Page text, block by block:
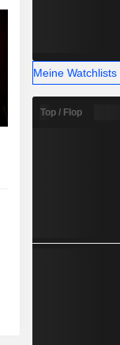
Meine Watchlists
Top / Flop